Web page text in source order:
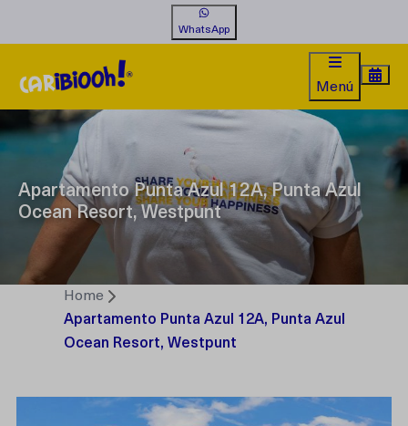
WhatsApp
Menú
Apartamento Punta Azul 12A, Punta Azul
Ocean Resort, Westpunt
Home
Apartamento Punta Azul 12A, Punta Azul
Ocean Resort, Westpunt